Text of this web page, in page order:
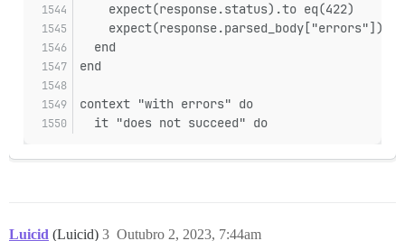
    expect(response.status).to eq(422)
  end
end
context "with errors" do
  it "does not succeed" do
Luicid (Luicid) Outubro 2, 2023, 7:44am
3